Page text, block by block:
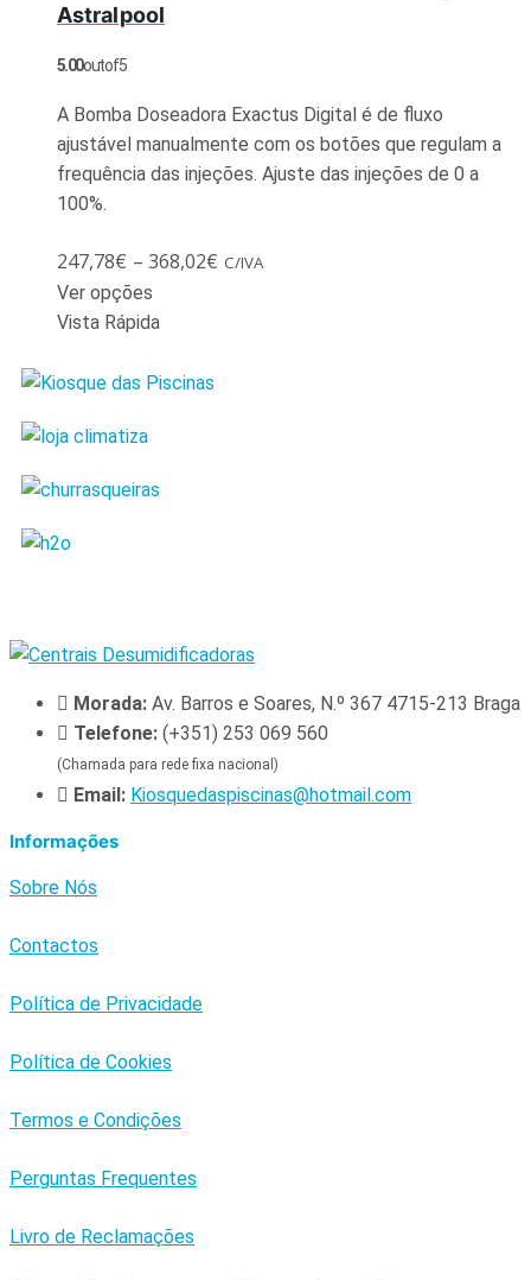
Astralpool
5.00out of 5
A Bomba Doseadora Exactus Digital é de fluxo
ajustável manualmente com os botões que regulam a
frequência das injeções. Ajuste das injeções de 0 a
100%.
247,78€ – 368,02€ C/IVA
Ver opções
Vista Rápida
Morada: Av. Barros e Soares, N.º 367 4715-213 Braga
Telefone: (+351) 253 069 560
(Chamada para rede fixa nacional)
Email: Kiosquedaspiscinas@hotmail.com
Informações
Sobre Nós
Contactos
Política de Privacidade
Política de Cookies
Termos e Condições
Perguntas Frequentes
Livro de Reclamações